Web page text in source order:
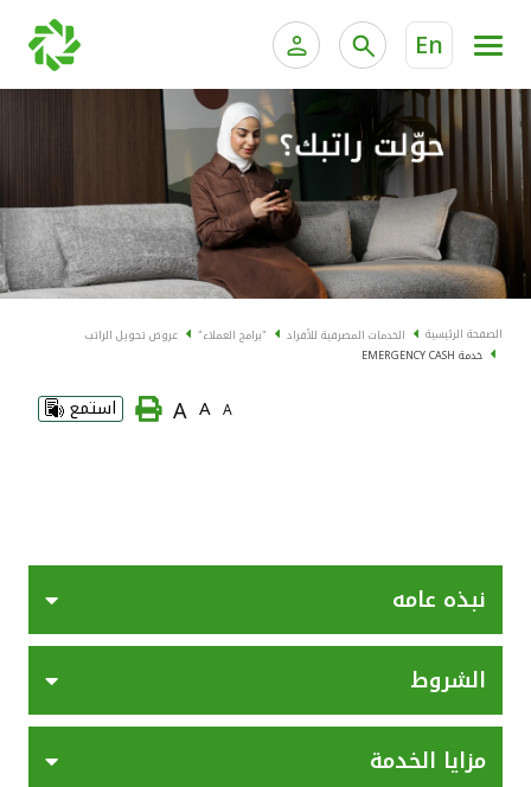
En
الخدمات المصرفية الإلكترونية للأفراد
الخدمات المصرفية الإلكترونية للشركات
خدمة "بيتك" للتداول الإلكتروني
الخدمات المصرفية للأفراد الخدمات المالية
الحسابات المصرفية
البطاقات
"برامج العملاء"
القنوات المصرفية
أدوات وخدمات
خدمات ما بعد البيع
الصفحة الرئيسية الخدمات المصرفية للأفراد "برامج العملاء"
عروض تحويل الراتب
خدمة EMERGENCY CASH
A
A
A استمع
نبذه عامه
الشروط
مزايا الخدمة